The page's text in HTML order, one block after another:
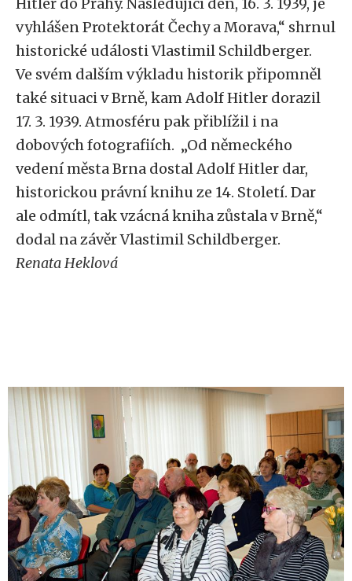
vyhlášen Protektorát Čechy a Morava,“ shrnul
historické události Vlastimil Schildberger.
Ve svém dalším výkladu historik připomněl
také situaci v Brně, kam Adolf Hitler dorazil
17. 3. 1939. Atmosféru pak přiblížil i na
dobových fotografiích. „Od německého
vedení města Brna dostal Adolf Hitler dar,
historickou právní knihu ze 14. Století. Dar
ale odmítl, tak vzácná kniha zůstala v Brně,“
dodal na závěr Vlastimil Schildberger.
Renata Heklová